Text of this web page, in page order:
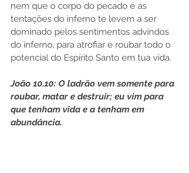
nem que o corpo do pecado e as
tentações do inferno te levem a ser
dominado pelos sentimentos advindos
do inferno, para atrofiar e roubar todo o
potencial do Espírito Santo em tua vida.
João 10.10: O ladrão vem somente para
roubar, matar e destruir; eu vim para
que tenham vida e a tenham em
abundância.